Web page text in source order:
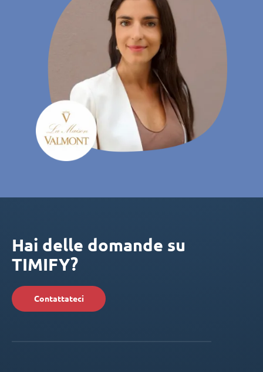
Hai delle domande su
TIMIFY?
Contattateci